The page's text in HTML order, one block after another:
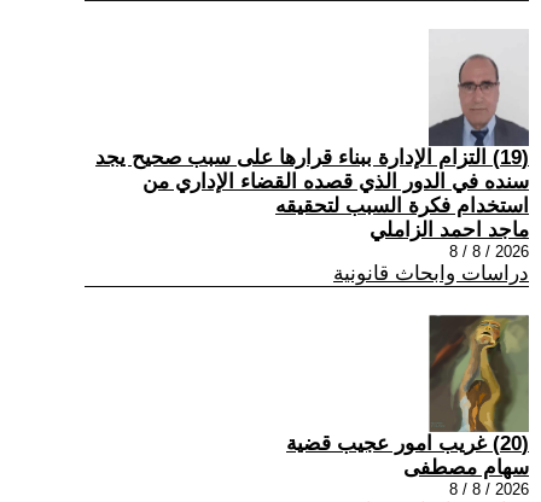
(19) التزام الإدارة ببناء قرارها على سبب صحیح یجد
سنده في الدور الذي قصده القضاء الإداري من
استخدام فكرة السبب لتحقیقه
ماجد احمد الزاملي
2026 / 8 / 8
دراسات وابحاث قانونية
(20) غريب امور عجيب قضية
سهام مصطفى
2026 / 8 / 8